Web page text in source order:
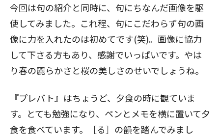
今回は句の紹介と同時に、句にちなんだ画像を駆
使してみました。これ程、句にこだわらず句の画
像に力を入れたのは初めてです(笑)。画像に協力
して下さる方もあり、感謝でいっぱいです。やは
り春の麗らかさと桜の美しさのせいでしょうね。
『プレバト』はちょうど、夕食の時に観ていま
す。とても勉強になり、ペンとメモを横に置いて夕
食を食べています。［る］の韻を踏んでみまし